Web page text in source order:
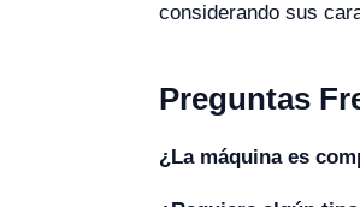
considerando sus
Preguntas
¿La máquina es